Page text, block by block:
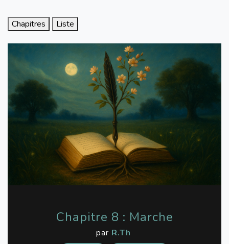
Chapitres Liste
Chapitre 8 : Marche
par R.Th